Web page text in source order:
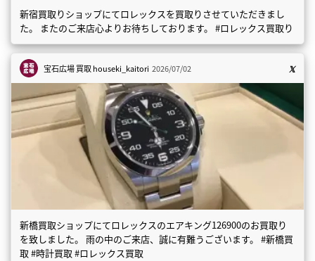
新宿買取りショップにてロレックスを買取りさせていただきまし
た。 またのご来店心よりお待ちしております。 #ロレックス買取り
宝石広場 買取houseki_kaitori 2026/07/02
新橋買取ショップにてロレックスのエアキング126900のお買取り
を致しました。 雨の中のご来店、誠に有難うございます。 #新橋買
取 #時計買取 #ロレックス買取